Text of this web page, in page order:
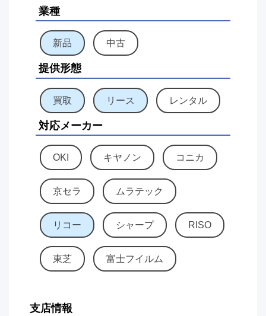
業種
新品 中古
提供形態
買取 リース レンタル
対応メーカー
OKI キヤノン コニカ
京セラ ムラテック
リコー シャープ RISO
東芝 富士フイルム
支店情報